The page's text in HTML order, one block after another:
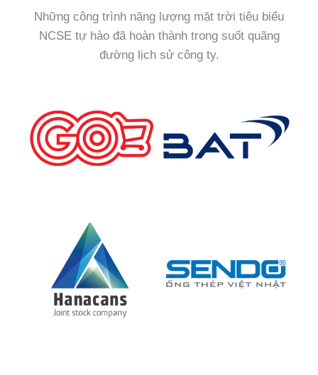
Những công trình năng lượng mặt trời tiêu biểu
NCSE tự hào đã hoàn thành trong suốt quãng
đường lịch sử công ty.